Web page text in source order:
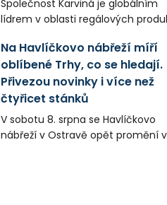
moravskoslezskou metropoli
nevybrali náhodou – její syrová
atmosféra se stala přirozenou
součástí příběhu bývalého
boxerského šampiona Hoffa (Milan
Ondrík), jenž se po letech vrací do
světa vrcholových zápasů,
v MMA.
Společnost Karviná je globálním
lídrem v oblasti regálových
zaměstnavatelem na Karvinsku a
firmou s obrovským potenciálem.
Na Havlíčkovo nábřeží míří
oblíbené Trhy, co se hledají.
Přivezou novinky i více než
čtyřicet stánků
V sobotu 8. srpna se Havlíčkovo
nábřeží v Ostravě opět promění v